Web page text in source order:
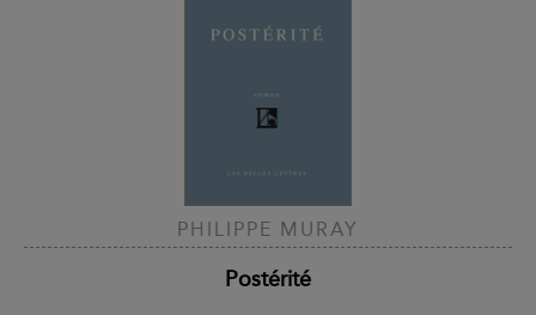
PHILIPPE MURAY
Postérité